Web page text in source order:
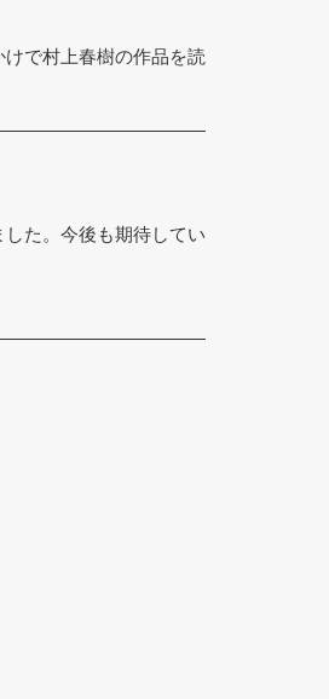
で村上春樹の作品を読
た。今後も期待してい